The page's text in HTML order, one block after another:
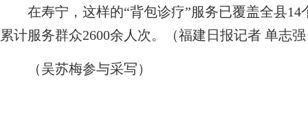
在寿宁，这样的“背包诊疗”服务已覆盖全县14
累计服务群众2600余人次。（福建日报记者 单志
（吴苏梅参与采写）